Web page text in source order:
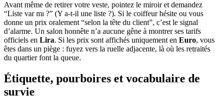
Avant même de retirer votre veste, pointez le miroir et demandez
“Liste var mı ?” (Y a-t-il une liste ?). Si le coiffeur hésite ou vous
donne un prix oralement “selon la tête du client”, c’est le signal
d’alarme. Un salon honnête n’a aucune gêne à montrer ses tarifs
officiels en Lira. Si les prix sont affichés uniquement en Euro, vous
êtes dans un piège : fuyez vers la ruelle adjacente, là où les retraités
du quartier font la queue.
Étiquette, pourboires et vocabulaire de
survie